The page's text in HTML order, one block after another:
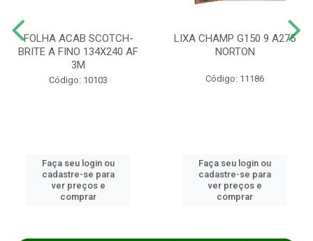
FOLHA ACAB SCOTCH-
BRITE A FINO 134X240 AF
3M
Código: 10103
Faça seu login ou
cadastre-se para
ver preços e
comprar
LIXA CHAMP G150 9 A275
NORTON
Código: 11186
Faça seu login ou
cadastre-se para
ver preços e
comprar